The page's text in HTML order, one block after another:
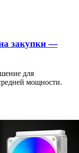
закупки —
для
мощности.